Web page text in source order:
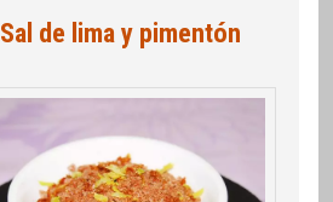
Sal de lima y pimentón